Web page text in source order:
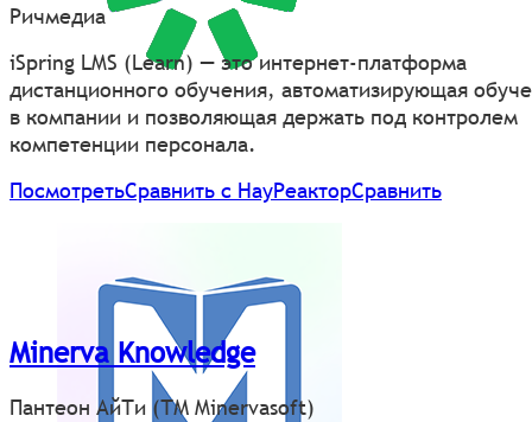
Ричмедиа
iSpring LMS (Learn) — это интернет-платформа
дистанционного обучения, автоматизирующая
в компании и позволяющая держать под контролем
компетенции персонала.
ПосмотретьСравнить с НауРеакторСравнить
Minerva Knowledge
Пантеон АйТи (ТМ Minervasoft)